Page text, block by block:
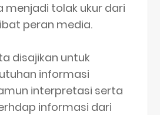
menjadi tolak ukur dari
peran media.
disajikan untuk
informasi
interpretasi serta
informasi dari